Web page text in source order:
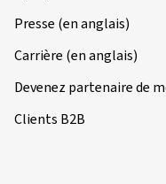
Presse (en anglais)
Carrière (en anglais)
Devenez partenaire de
Clients B2B